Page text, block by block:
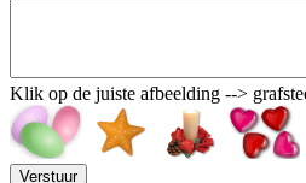
Klik op de juiste afbeelding -->